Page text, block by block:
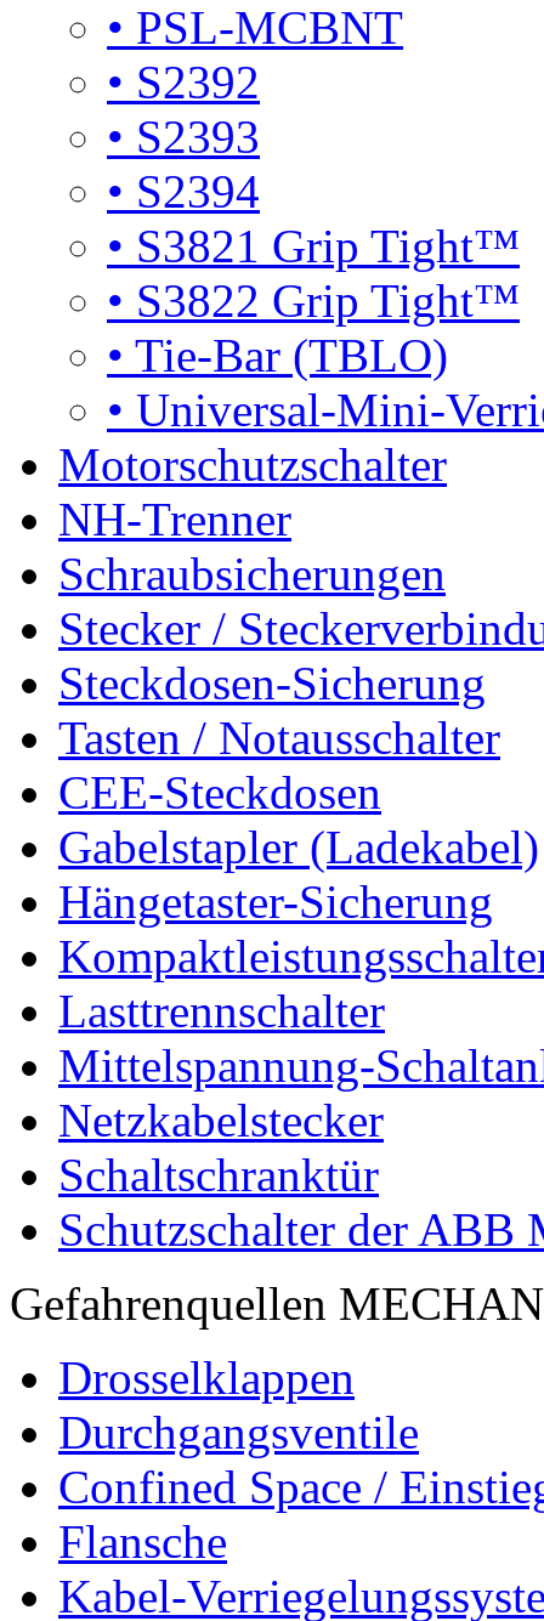
• PSL-MCBNT
• S2392
• S2393
• S2394
• S3821 Grip Tight™
• S3822 Grip Tight™
• Tie-Bar (TBLO)
• Universal-Mini-
Motorschutzschalter
NH-Trenner
Schraubsicherungen
Stecker /
Steckdosen-Sicherung
Tasten / Notausschalter
CEE-Steckdosen
Gabelstapler (Ladekabel)
Hängetaster-Sicherung
Lasttrennschalter
Mittelspannung-
Netzkabelstecker
Schaltschranktür
Schutzschalter der ABB
Gefahrenquellen
Drosselklappen
Durchgangsventile
Confined Space /
Flansche
Kabel-